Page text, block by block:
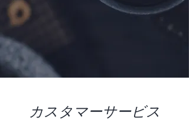
カスタマーサービス